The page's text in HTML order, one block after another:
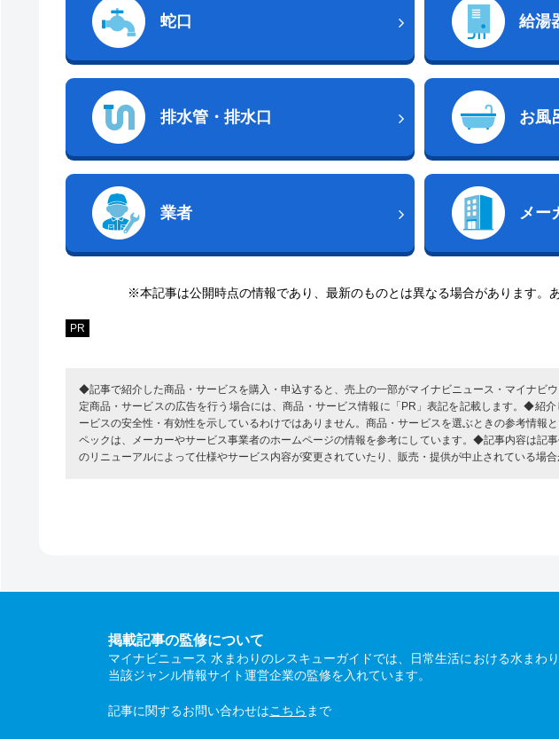
蛇口 給湯
排水管・排水口 お風
業者 メー
※本記事は公開時点の情報であり、最新のものとは異なる場合があります。
PR
◆記事で紹介した商品・サービスを購入・申込すると、売上の一部がマイナビニュース・マイナビ
定商品・サービスの広告を行う場合には、商品・サービス情報に「PR」表記を記載します。◆紹
ービスの安全性・有効性を示しているわけではありません。商品・サービスを選ぶときの参考情報
ペックは、メーカーやサービス事業者のホームページの情報を参考にしています。◆記事内容は記
のリニューアルによって仕様やサービス内容が変更されていたり、販売・提供が中止されている場合
掲載記事の監修について
マイナビニュース 水まわりのレスキューガイドでは、日常生活における水まわ
当該ジャンル情報サイト運営企業の監修を入れています。
記事に関するお問い合わせはこちら まで